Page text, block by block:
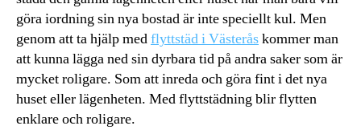
göra iordning sin nya bostad är inte speciellt kul. Men
genom att ta hjälp medflyttstäd i Västeråskommer man
att kunna lägga ned sin dyrbara tid på andra saker som är
mycket roligare. Som att inreda och göra fint i det nya
huset eller lägenheten. Med flyttstädning blir flytten
enklare och roligare.